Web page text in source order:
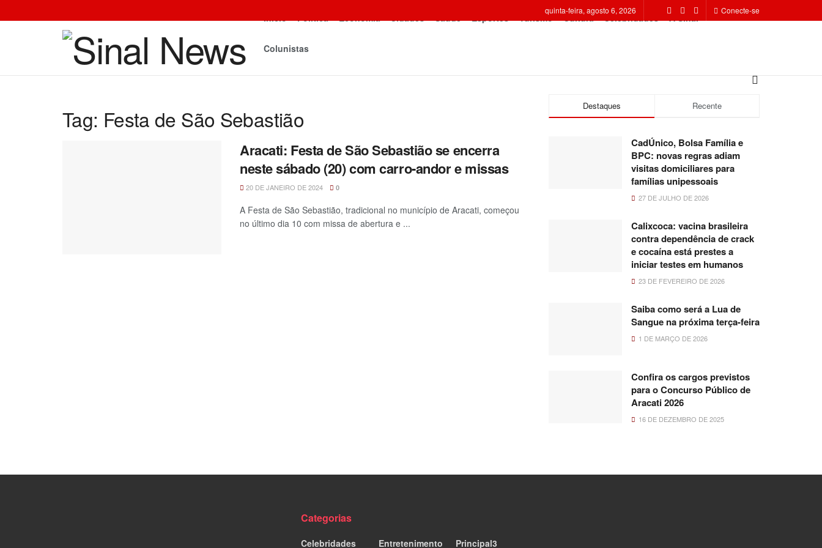
quinta-feira, agosto 6, 2026 Conecte-se
Turismo Cultura Celebridades A Sinal
Colunistas
Tag: Festa de São Sebastião
Aracati: Festa de São Sebastião se encerra
neste sábado (20) com carro-andor e missas
20 DE JANEIRO DE 2024 0
A Festa de São Sebastião, tradicional no município de Aracati, começou
no último dia 10 com missa de abertura e ...
Destaques Recente
CadÚnico, Bolsa Família e
BPC: novas regras adiam
visitas domiciliares para
famílias unipessoais
27 DE JULHO DE 2026
Calixcoca: vacina brasileira
contra dependência de crack
e cocaína está prestes a
iniciar testes em humanos
23 DE FEVEREIRO DE 2026
Saiba como será a Lua de
Sangue na próxima terça-feira
1 DE MARÇO DE 2026
Confira os cargos previstos
para o Concurso Público de
Aracati 2026
16 DE DEZEMBRO DE 2025
Categorias
Celebridades Entretenimento Principal3